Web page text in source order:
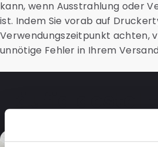
kann, wenn Ausstrahlung oder
ist. Indem Sie vorab auf
Verwendungszeitpunkt achten,
unnötige Fehler in Ihrem